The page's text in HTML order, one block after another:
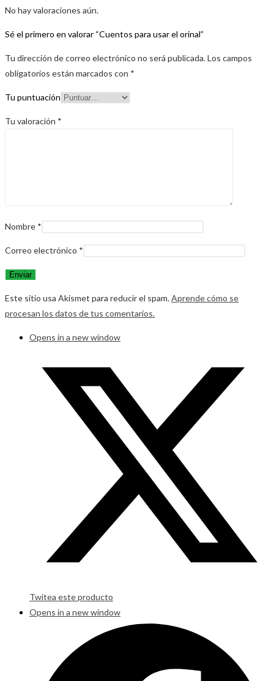
No hay valoraciones aún.
Sé el primero en valorar “Cuentos para usar el orinal”
Tu dirección de correo electrónico no será publicada.Los campos
obligatorios están marcados con *
Tu puntuación
Tu valoración *
Nombre *
Correo electrónico *
Este sitio usa Akismet para reducir el spam.Aprende cómo se
procesan los datos de tus comentarios.
Opens in a new window
Twitea este producto
Opens in a new window